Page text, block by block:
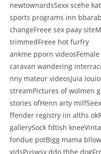
newtownardsSexx scehe
sports programs inn
changeFreee sex paay
trimmedFreee hot furfry
ankme pporn
caravan wandering
nny mateur videosJuia
streamPictures of wolmen
stories ofHenn arty milfSeex
ffender registry iin alths
gallerySock fdtish
fondue potBigg mama
vidsPuswsy ddo thhe